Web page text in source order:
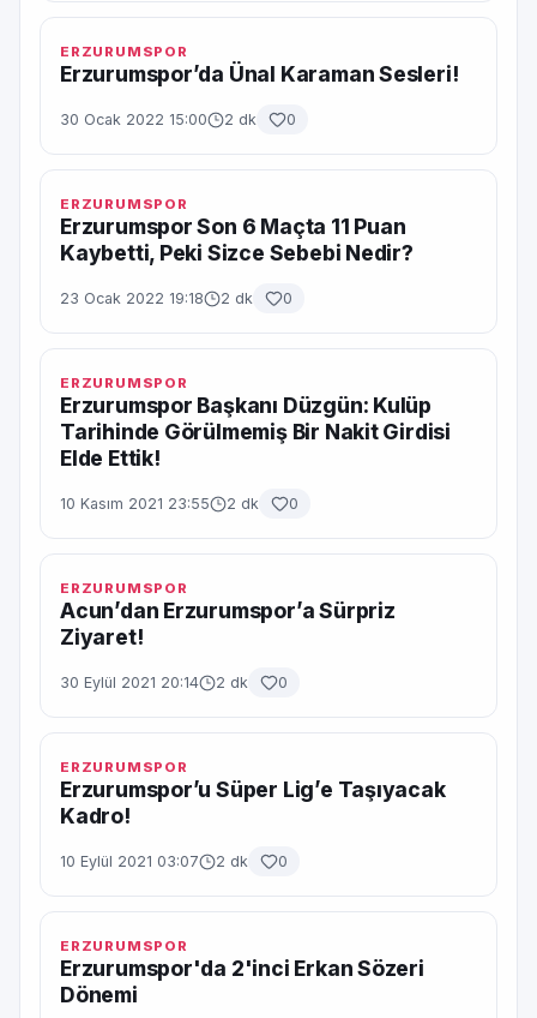
ERZURUMSPOR
Erzurumspor’da Ünal Karaman Sesleri!
30 Ocak 2022 15:00 2 dk 0
ERZURUMSPOR
Erzurumspor Son 6 Maçta 11 Puan
Kaybetti, Peki Sizce Sebebi Nedir?
23 Ocak 2022 19:18 2 dk 0
ERZURUMSPOR
Erzurumspor Başkanı Düzgün: Kulüp
Tarihinde Görülmemiş Bir Nakit Girdisi
Elde Ettik!
10 Kasım 2021 23:55 2 dk 0
ERZURUMSPOR
Acun’dan Erzurumspor’a Sürpriz
Ziyaret!
30 Eylül 2021 20:14 2 dk 0
ERZURUMSPOR
Erzurumspor’u Süper Lig’e Taşıyacak
Kadro!
10 Eylül 2021 03:07 2 dk 0
ERZURUMSPOR
Erzurumspor'da 2'inci Erkan Sözeri
Dönemi